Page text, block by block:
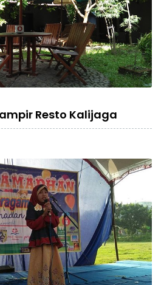
Resto Kalijaga